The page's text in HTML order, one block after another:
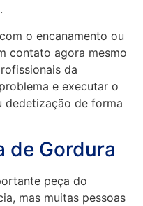
o encanamento ou
contato agora mesmo
da
e executar o
dedetização de forma
de Gordura
peça do
mas muitas pessoas